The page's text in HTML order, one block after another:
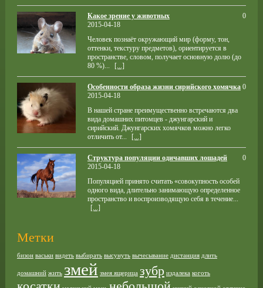
Какое зрение у животных
2015-04-18
Человек познаёт окружающий мир (форму, тон,
оттенки, текстуру предметов), ориентируется в
пространстве, словом, получает основную долю (до
80 %)...
[...]
0
Особенности образа жизни сирийского хомячка
2015-04-18
В нашей стране преимущественно встречаются два
вида домашних питомцев - джунгарский и
сирийский. Джунгарских хомячков можно легко
отличить от...
[...]
0
Структура популяции одичавших лошадей
2015-04-18
Популяцией принято считать «совокупность особей
одного вида, длительно занимающую определенное
пространство и воспроизводящую себя в течение...
[...]
0
Метки
бизон васьки видеть выбирать высунуть вычесывание дистанция длить
домашний жить змей змея ящерица зубр издалека коготь